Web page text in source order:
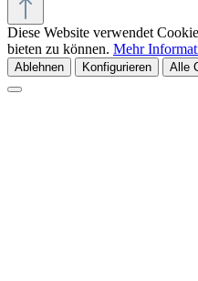
Diese Website verwendet
bieten zu können. Mehr
Ablehnen Konfigurieren Alle